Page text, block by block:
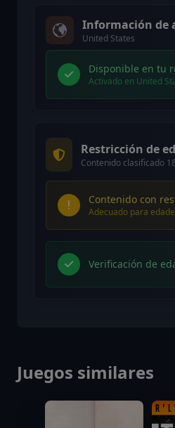
Información de
United States
Disponible en tu
Activado en United
Restricción de
Contenido clasificado
Contenido con
Adecuado para
Verificación de
Juegos similares